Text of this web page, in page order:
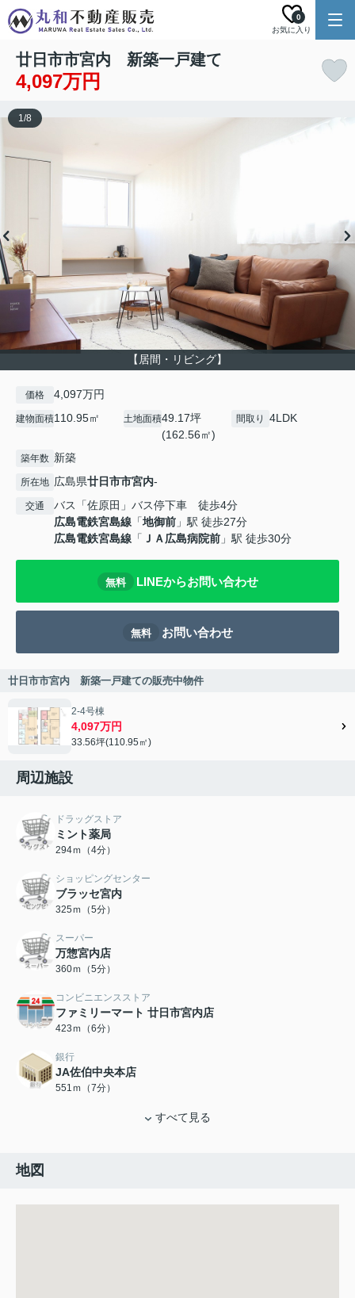
お気に入り
0
廿日市市宮内 新築一戸建て
4,097万円
【居間・リビング】
1/8
価格 4,097万円
建物面積110.95㎡ 土地面積49.17坪
(162.56㎡)
間取り 4LDK
築年数 新築
所在地 広島県廿日市市宮内-
交通
バス「佐原田」バス停下車 徒歩4分
広島電鉄宮島線 「地御前 」駅 徒歩27分
広島電鉄宮島線 「 ＪＡ広島病院前 」駅 徒歩30分
無料 LINEからお問い合わせ
無料 お問い合わせ
廿日市市宮内 新築一戸建ての販売中物件
2-4号棟
4,097万円
33.56坪(110.95㎡)
周辺施設
ドラッグストア
ミント薬局
294ｍ（4分）
ショッピングセンター
ブラッセ宮内
325ｍ（5分）
スーパー
万惣宮内店
360ｍ（5分）
コンビニエンスストア
ファミリーマート 廿日市宮内店
423ｍ（6分）
銀行
JA佐伯中央本店
551ｍ（7分）
すべて見る
地図